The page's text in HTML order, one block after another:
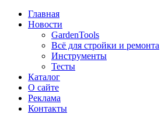
Главная
Новости
GardenTools
Всё для стройки и ремонта
Инструменты
Тесты
Каталог
О сайте
Реклама
Контакты